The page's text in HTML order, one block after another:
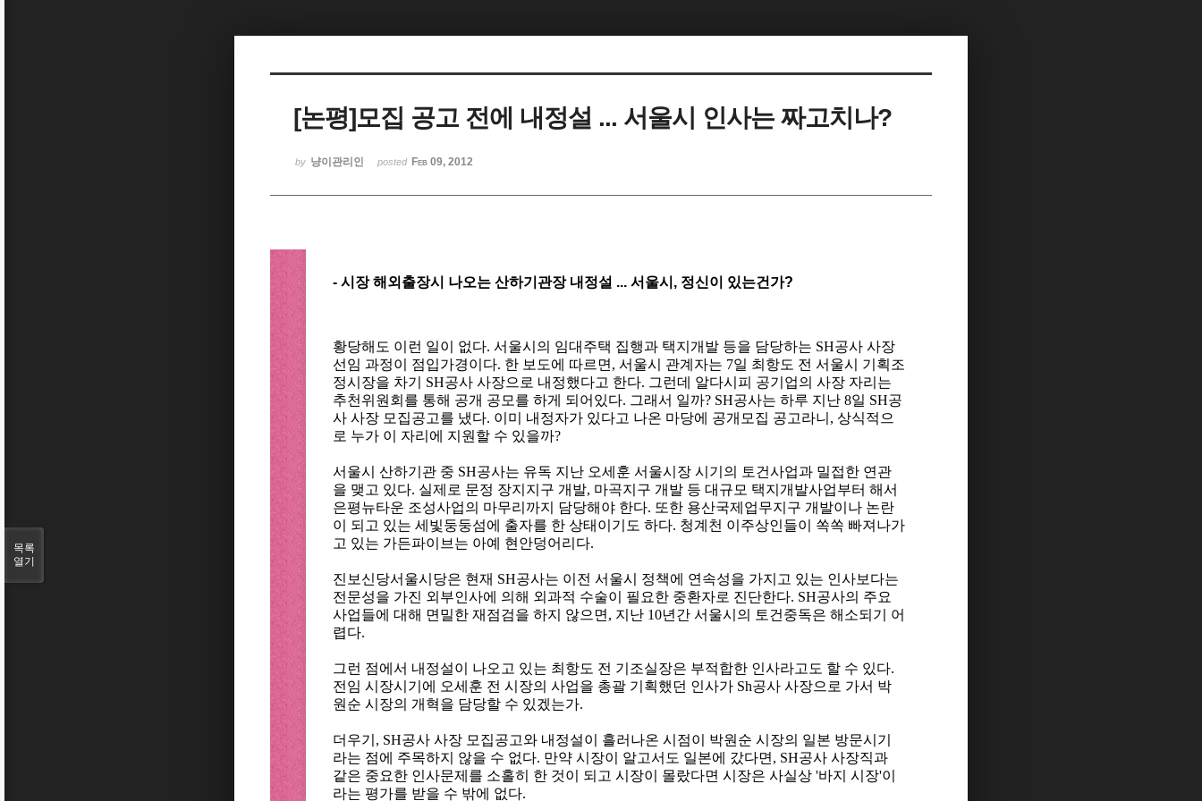
[논평]모집 공고 전에 내정설 ... 서울시 인사는 짜고치나?
by 냥이관리인 posted Feb 09, 2012
- 시장 해외출장시 나오는 산하기관장 내정설 ... 서울시, 정신이 있는건가?
황당해도 이런 일이 없다. 서울시의 임대주택 집행과 택지개발 등을 담당하는 SH공사 사장
선임 과정이 점입가경이다. 한 보도에 따르면, 서울시 관계자는 7일 최항도 전 서울시 기획조
정시장을 차기 SH공사 사장으로 내정했다고 한다. 그런데 알다시피 공기업의 사장 자리는
추천위원회를 통해 공개 공모를 하게 되어있다. 그래서 일까? SH공사는 하루 지난 8일 SH공
사 사장 모집공고를 냈다. 이미 내정자가 있다고 나온 마당에 공개모집 공고라니, 상식적으
로 누가 이 자리에 지원할 수 있을까?
서울시 산하기관 중 SH공사는 유독 지난 오세훈 서울시장 시기의 토건사업과 밀접한 연관
을 맺고 있다. 실제로 문정 장지지구 개발, 마곡지구 개발 등 대규모 택지개발사업부터 해서
은평뉴타운 조성사업의 마무리까지 담당해야 한다. 또한 용산국제업무지구 개발이나 논란
이 되고 있는 세빛둥둥섬에 출자를 한 상태이기도 하다. 청계천 이주상인들이 쏙쏙 빠져나가
고 있는 가든파이브는 아예 현안덩어리다.
진보신당서울시당은 현재 SH공사는 이전 서울시 정책에 연속성을 가지고 있는 인사보다는
전문성을 가진 외부인사에 의해 외과적 수술이 필요한 중환자로 진단한다. SH공사의 주요
사업들에 대해 면밀한 재점검을 하지 않으면, 지난 10년간 서울시의 토건중독은 해소되기 어
렵다.
그런 점에서 내정설이 나오고 있는 최항도 전 기조실장은 부적합한 인사라고도 할 수 있다.
전임 시장시기에 오세훈 전 시장의 사업을 총괄 기획했던 인사가 Sh공사 사장으로 가서 박
원순 시장의 개혁을 담당할 수 있겠는가.
더우기, SH공사 사장 모집공고와 내정설이 흘러나온 시점이 박원순 시장의 일본 방문시기
라는 점에 주목하지 않을 수 없다. 만약 시장이 알고서도 일본에 갔다면, SH공사 사장직과
같은 중요한 인사문제를 소홀히 한 것이 되고 시장이 몰랐다면 시장은 사실상 '바지 시장'이
라는 평가를 받을 수 밖에 없다.
목록
열기
Sketchbook5, 스케치북5
Sketchbook5, 스케치북5